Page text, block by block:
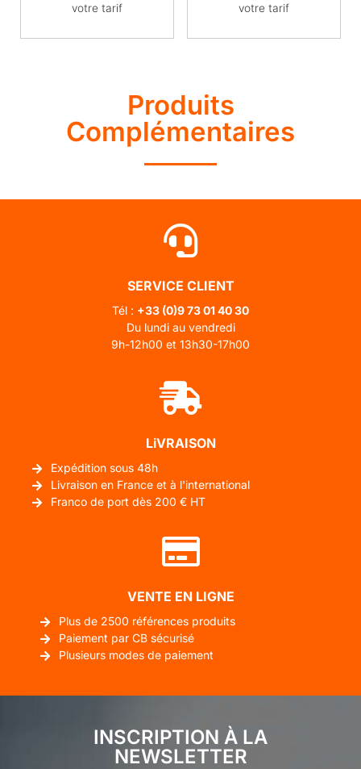
votre tarif
votre tarif
Produits
Complémentaires
SERVICE CLIENT
Tél : +33 (0)9 73 01 40 30
Du lundi au vendredi
9h-12h00 et 13h30-17h00
LiVRAISON
Expédition sous 48h
Livraison en France et à l'international
Franco de port dès 200 € HT
VENTE EN LIGNE
Plus de 2500 références produits
Paiement par CB sécurisé
Plusieurs modes de paiement
INSCRIPTION À LA
NEWSLETTER